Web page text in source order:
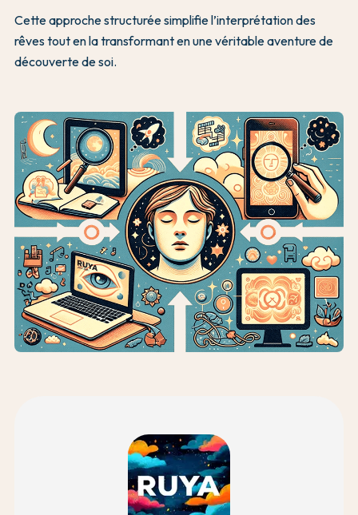
Cette approche structurée simplifie l’interprétation des
rêves tout en la transformant en une véritable aventure de
découverte de soi.